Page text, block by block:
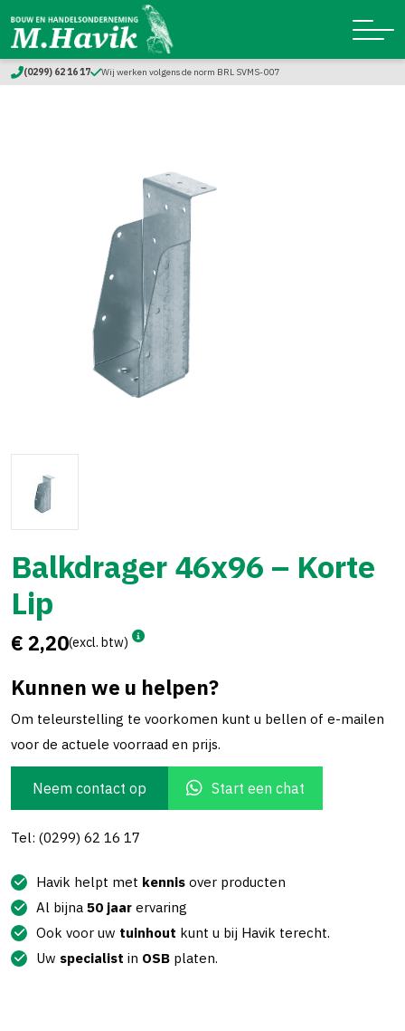
(0299) 62 16 17 Wij werken volgens de norm BRL SVMS-007
Balkdrager 46x96 – Korte
Lip
€ 2,20(excl. btw)
Kunnen we u helpen?
Om teleurstelling te voorkomen kunt u bellen of e-mailen
voor de actuele voorraad en prijs.
Neem contact op Start een chat
Tel: (0299) 62 16 17
Havik helpt met kennis over producten
Al bijna 50 jaar ervaring
Ook voor uw tuinhout kunt u bij Havik terecht.
Uw specialist in OSB platen.